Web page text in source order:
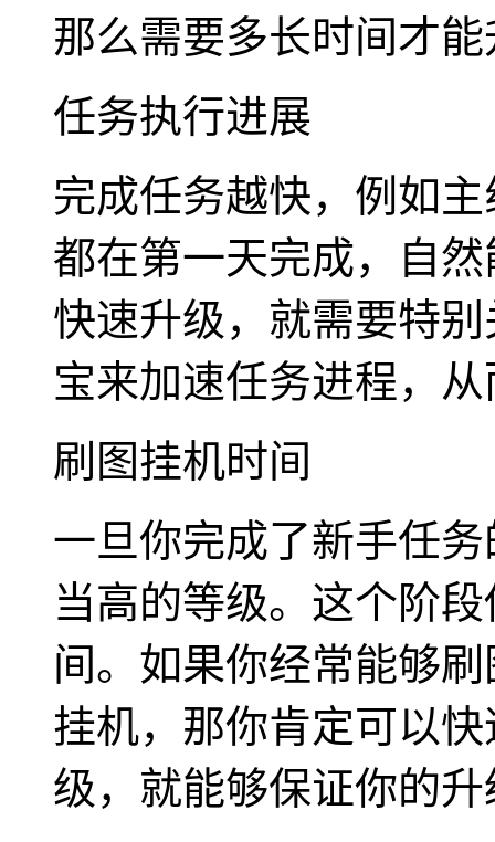
那么需要多长时间才
任务执行进展
完成任务越快，例如
都在第一天完成，自
快速升级，就需要特
宝来加速任务进程，
刷图挂机时间
一旦你完成了新手任
当高的等级。这个阶
间。如果你经常能够
挂机，那你肯定可以
级，就能够保证你的